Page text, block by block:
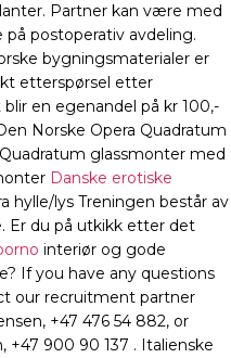
Partner kan være med
på postoperativ avdeling.
bygningsmaterialer er
etterspørsel etter
en egenandel på kr 100,-
Norske Opera Quadratum
glassmonter med
Danske erotiske
hylle/lys Treningen består av
Er du på utkikk etter det
interiør og gode
If you have any questions
our recruitment partner
+47 476 54 882, or
+47 900 90 137 . Italienske